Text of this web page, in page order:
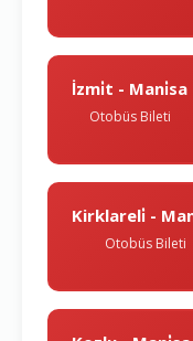
İzmi̇t - Mani̇sa
Otobüs Bileti
Kirklareli̇ -
Otobüs Bileti